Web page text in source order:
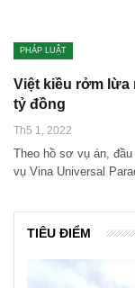
PHÁP LUẬT
Việt kiều rởm lừa
tỷ đồng
Th5 1, 2022
Theo hồ sơ vụ án,
vụ Vina Universal
TIÊU ĐIỂM